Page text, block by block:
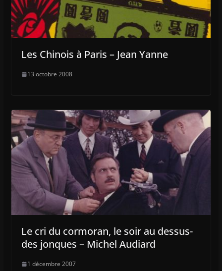
Les Chinois à Paris – Jean Yanne
13 octobre 2008
Le cri du cormoran, le soir au dessus-
des jonques – Michel Audiard
1 décembre 2007